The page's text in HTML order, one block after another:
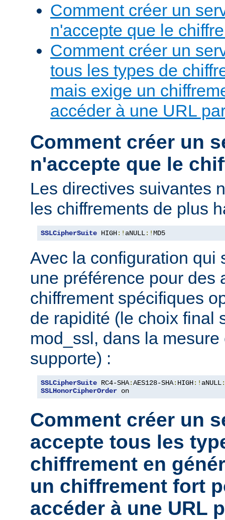
Comment créer un
n'accepte que le
Comment créer un
tous les types de
mais exige un
accéder à une URL
Comment créer un
n'accepte que le
Les directives suivantes
les chiffrements de plus
SSLCipherSuite HIGH:! aNULL:!MD5
Avec la configuration qui
une préférence pour des
chiffrement spécifiques
de rapidité (le choix final
mod_ssl, dans la
supporte) :
SSLCipherSuite RC4-SHA:AES128-SHA: HIGH:! aNULL
SSLHonorCipherOrder on
Comment créer un
accepte tous les
chiffrement en
un chiffrement fort
accéder à une URL